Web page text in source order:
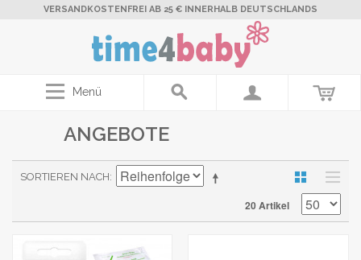
VERSANDKOSTENFREI AB 25 € INNERHALB DEUTSCHLANDS
Menü
ANGEBOTE
SORTIEREN NACH
20 Artikel